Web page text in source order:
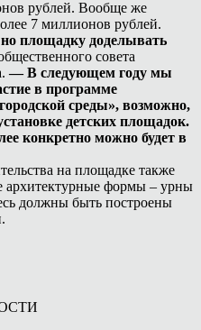
рублей. Вообще же
7 миллионов рублей.
площадку доделывать
совета
— В следующем году мы
в программе
среды», возможно,
детских площадок.
конкретно можно будет в
на площадке также
архитектурные формы – урны
должны быть построены